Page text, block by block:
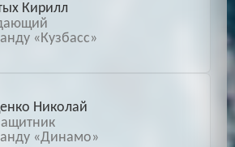
Кирилл
«Кузбасс»
Николай
«Динамо»